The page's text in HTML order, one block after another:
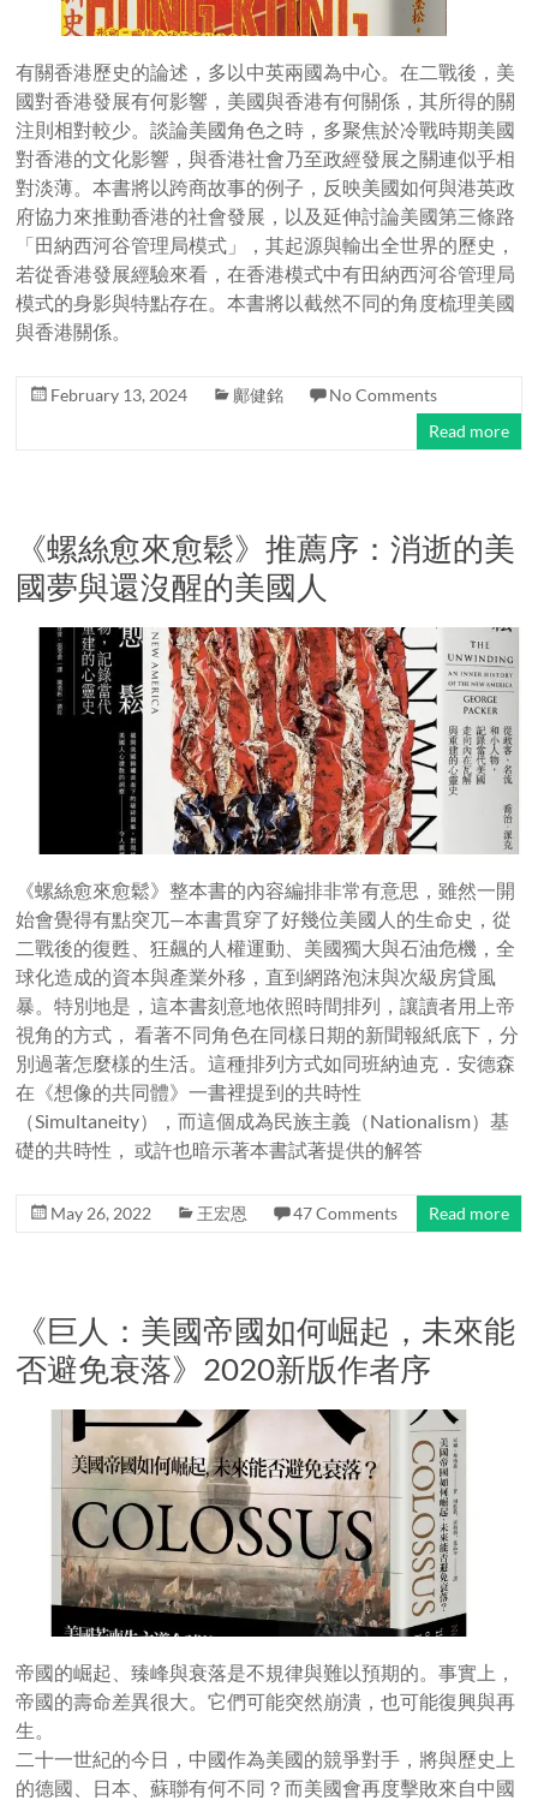
有關香港歷史的論述，多以中英兩國為中心。在二戰後，美
國對香港發展有何影響，美國與香港有何關係，其所得的關
注則相對較少。談論美國角色之時，多聚焦於冷戰時期美國
對香港的文化影響，與香港社會乃至政經發展之關連似乎相
對淡薄。本書將以跨商故事的例子，反映美國如何與港英政
府協力來推動香港的社會發展，以及延伸討論美國第三條路
「田納西河谷管理局模式」，其起源與輸出全世界的歷史，
若從香港發展經驗來看，在香港模式中有田納西河谷管理局
模式的身影與特點存在。本書將以截然不同的角度梳理美國
與香港關係。
February 13, 2024 鄺健銘
No Comments
Read more
《螺絲愈來愈鬆》推薦序：消逝的美
國夢與還沒醒的美國人
《螺絲愈來愈鬆》整本書的內容編排非常有意思，雖然一開
始會覺得有點突兀—本書貫穿了好幾位美國人的生命史，從
二戰後的復甦、狂飆的人權運動、美國獨大與石油危機，全
球化造成的資本與產業外移，直到網路泡沫與次級房貸風
暴。特別地是，這本書刻意地依照時間排列，讓讀者用上帝
視角的方式， 看著不同角色在同樣日期的新聞報紙底下，分
別過著怎麼樣的生活。這種排列方式如同班納迪克．安德森
在《想像的共同體》一書裡提到的共時性
（Simultaneity），而這個成為民族主義（Nationalism）基
礎的共時性， 或許也暗示著本書試著提供的解答
May 26, 2022 王宏恩 47 Comments Read more
《巨人：美國帝國如何崛起，未來能
否避免衰落》2020新版作者序
帝國的崛起、臻峰與衰落是不規律與難以預期的。事實上，
帝國的壽命差異很大。它們可能突然崩潰，也可能復興與再
生。
二十一世紀的今日，中國作為美國的競爭對手，將與歷史上
的德國、日本、蘇聯有何不同？而美國會再度擊敗來自中國